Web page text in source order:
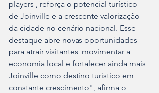
players , reforça o potencial turístico
de Joinville e a crescente valorização
da cidade no cenário nacional. Esse
destaque abre novas oportunidades
para atrair visitantes, movimentar a
economia local e fortalecer ainda mais
Joinville como destino turístico em
constante crescimento", afirma o